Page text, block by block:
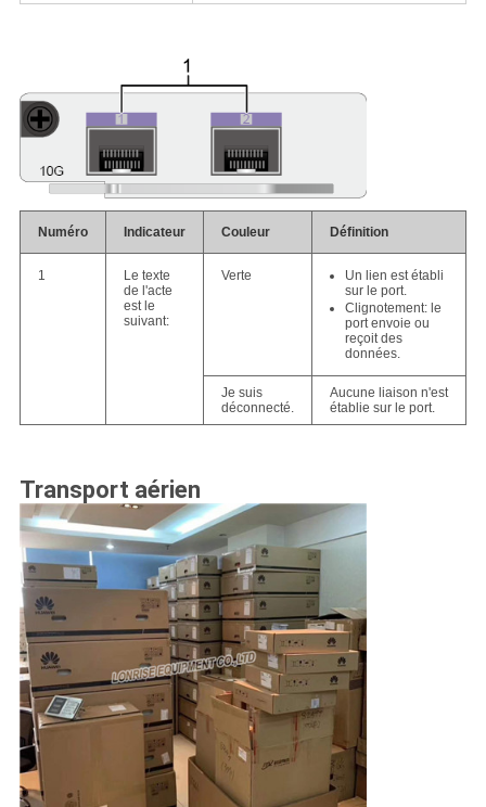
Numéro Indicateur Couleur Définition
1
Le texte
de l'acte
est le
suivant:
Verte
Un lien est établi
sur le port.
Clignotement: le
port envoie ou
reçoit des
données.
Je suis
déconnecté.
Aucune liaison n'est
établie sur le port.
Transport aérien